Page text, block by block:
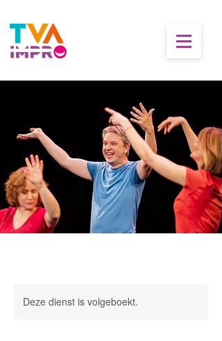
Deze dienst is volgeboekt.